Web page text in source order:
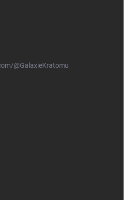
@GalaxieKratomu